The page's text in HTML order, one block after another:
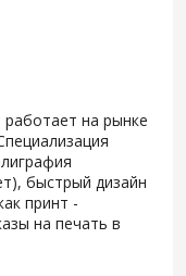
на рынке
быстрый дизайн
принт -
на печать в